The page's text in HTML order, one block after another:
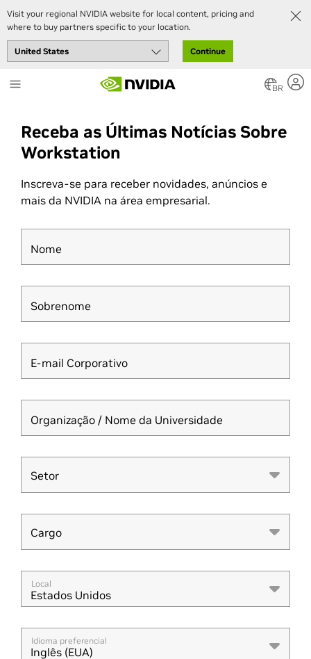
Visit your regional NVIDIA website for local content, pricing and
where to buy partners specific to your location.
Continue
to
BR
Receba as Últimas Notícias Sobre
Workstation
Inscreva-se para receber novidades, anúncios e
mais da NVIDIA na área empresarial.
Nome
Sobrenome
E-mail Corporativo
Organização / Nome da Universidade
Setor
Setor
Cargo
Cargo
Local
Estados Unidos
Idioma preferencial
Inglês (EUA)